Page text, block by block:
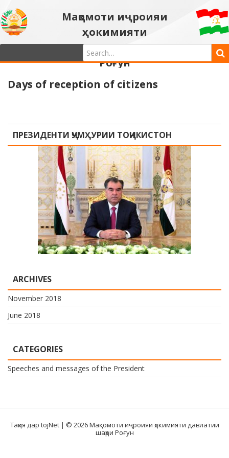
Мақомоти иҷроияи
ҳокимияти
давлатии шаҳри
Роғун
Days of reception of citizens
ПРЕЗИДЕНТИ ҶУМҲУРИИ ТОҶИКИСТОН
ARCHIVES
November 2018
June 2018
CATEGORIES
Speeches and messages of the President
Таҳия дар tojNet | © 2026 Мақомоти иҷроияи ҳокимияти давлатии
шаҳри Роғун